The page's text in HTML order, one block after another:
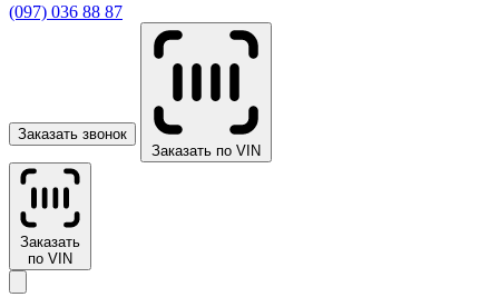
(097) 036 88 87
Заказать звонок
Заказать по VIN
Заказать
по VIN